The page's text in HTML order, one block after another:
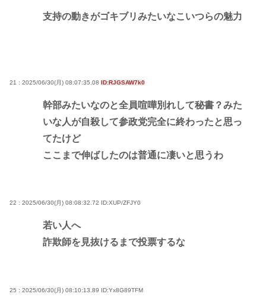
支持の動きがゴキブリみたいなこいつらの魅力
21 : 2025/06/30(月) 08:07:35.08 ID:RJGSAW7k0
幹部みたいなのと全員喧嘩別れして秘書？みた
いな人が自殺して参政党完全に終わったと思っ
てたけど
ここまで伸ばしたのは普通に凄いと思うわ
22 : 2025/06/30(月) 08:08:32.72 ID:XUP/ZFJY0
若い人へ
詐欺師を見抜けるまで投票するな
25 : 2025/06/30(月) 08:10:13.89 ID:Yx8G89TFM